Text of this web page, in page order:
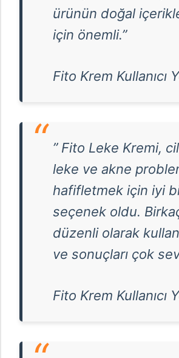
ürünün doğal
için önemli.”
Fito Krem Kullanıcı
” Fito Leke Kremi,
leke ve akne
hafifletmek için iyi
seçenek oldu.
düzenli olarak
ve sonuçları çok
Fito Krem Kullanıcı